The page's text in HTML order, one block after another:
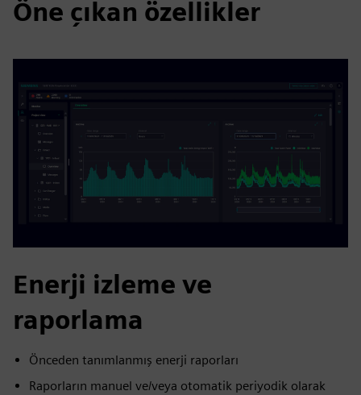
Öne çıkan özellikler
Enerji izleme ve
raporlama
Önceden tanımlanmış enerji raporları
Raporların manuel ve/veya otomatik periyodik olarak